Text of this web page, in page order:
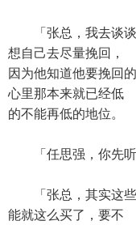
「张总，我去谈谈
想自己去尽量挽回，
因为他知道他要挽回
心里那本来就已经低
的不能再低的地位。
「任思强，你先听
「张总，其实这些
能就这么买了，要不